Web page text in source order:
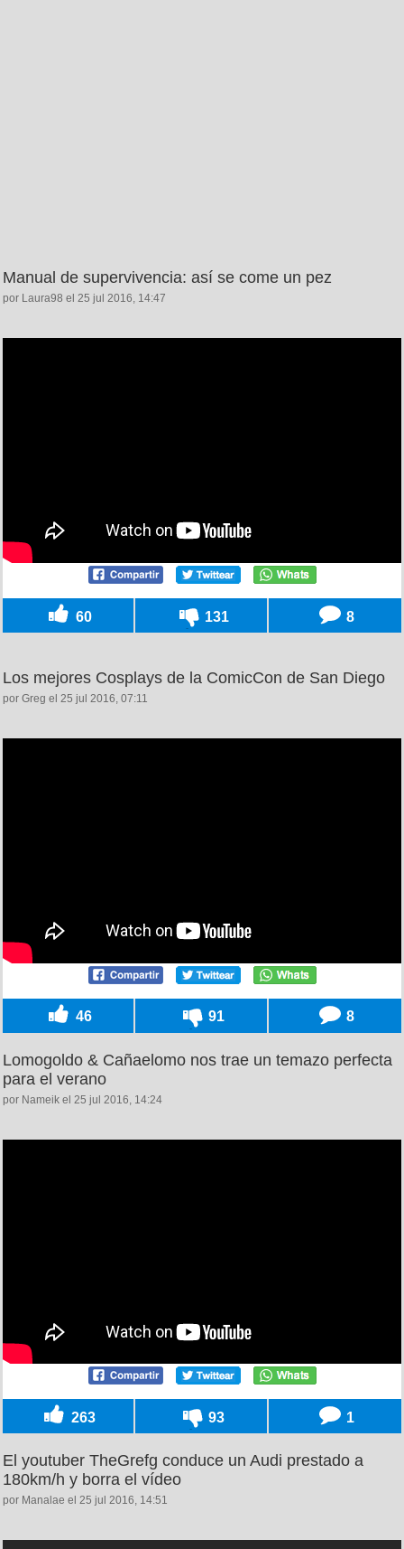
Manual de supervivencia: así se come un pez
por Laura98 el 25 jul 2016, 14:47
60 131 8
Los mejores Cosplays de la ComicCon de San Diego
por Greg el 25 jul 2016, 07:11
46 91 8
Lomogoldo & Cañaelomo nos trae un temazo perfecta
para el verano
por Nameik el 25 jul 2016, 14:24
263 93 1
El youtuber TheGrefg conduce un Audi prestado a
180km/h y borra el vídeo
por Manalae el 25 jul 2016, 14:51